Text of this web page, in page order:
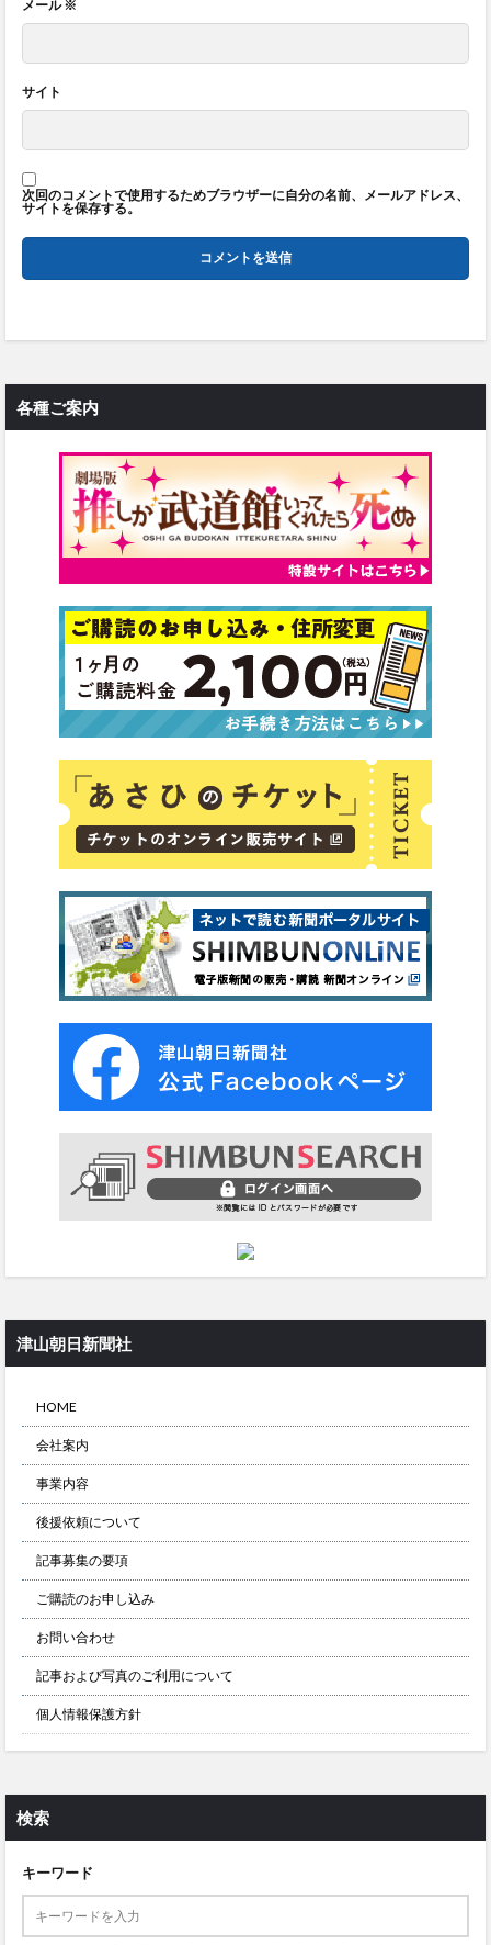
メール※
サイト
次回のコメントで使用するためブラウザーに自分の名前、メールアドレス、
サイトを保存する。
各種ご案内
津山朝日新聞社
HOME
会社案内
事業内容
後援依頼について
記事募集の要項
ご購読のお申し込み
お問い合わせ
記事および写真のご利用について
個人情報保護方針
検索
キーワード